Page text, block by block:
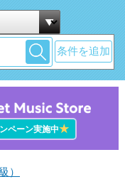
条件を追加
ペーン実施中★
）